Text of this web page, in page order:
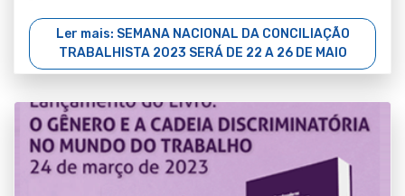
Ler mais: SEMANA NACIONAL DA CONCILIAÇÃO
TRABALHISTA 2023 SERÁ DE 22 A 26 DE MAIO